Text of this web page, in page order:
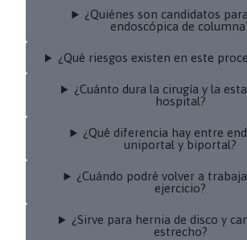
¿Quiénes son candidatos
endoscópica de
¿Qué riesgos existen en este
¿Cuánto dura la cirugía y la
hospital?
¿Qué diferencia hay entre
uniportal y biportal?
¿Cuándo podré volver a
ejercicio?
¿Sirve para hernia de disco y
estrecho?